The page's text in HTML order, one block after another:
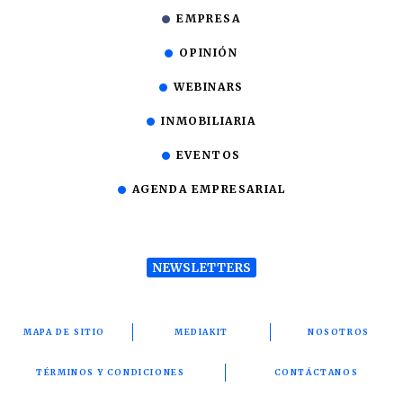
EMPRESA
OPINIÓN
WEBINARS
INMOBILIARIA
EVENTOS
AGENDA EMPRESARIAL
NEWSLETTERS
MAPA DE SITIO MEDIAKIT NOSOTROS
TÉRMINOS Y CONDICIONES CONTÁCTANOS